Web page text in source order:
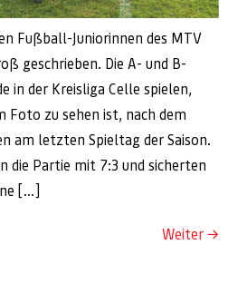
Fußball-Juniorinnen des MTV
geschrieben. Die A- und B-
in der Kreisliga Celle spielen,
Foto zu sehen ist, nach dem
am letzten Spieltag der Saison.
die Partie mit 7:3 und sicherten
[…]
Weiter →